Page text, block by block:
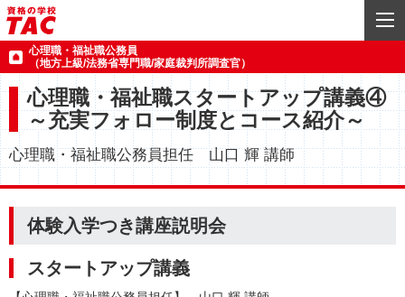
心理職・福祉職公務員
（地方上級/法務省専門職/家庭裁判所調査官）
心理職・福祉職スタートアップ講義④
～充実フォロー制度とコース紹介～
心理職・福祉職公務員担任 山口 輝 講師
体験入学つき講座説明会
スタートアップ講義